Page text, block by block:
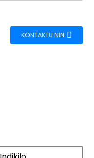
KONTAKTU NIN